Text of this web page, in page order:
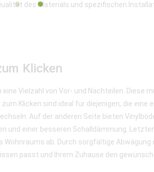
des Materials und spezifischen
Klicken
Vielzahl von Vor- und Nachteilen. Diese
Klicken sind ideal für diejenigen, die
Auf der anderen Seite bieten
einer besseren Schalldämmung.
ab. Durch sorgfältige
passt und Ihrem Zuhause den